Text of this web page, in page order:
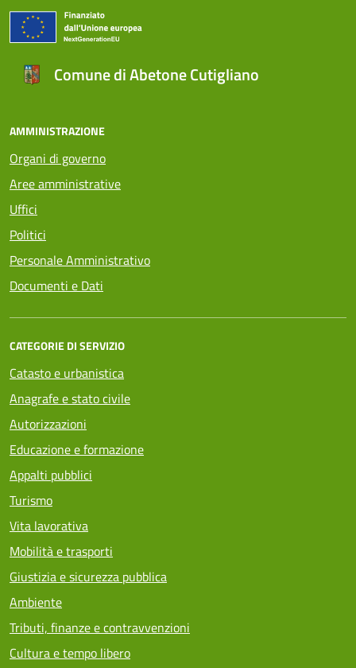
Comune di Abetone Cutigliano
AMMINISTRAZIONE
Organi di governo
Aree amministrative
Uffici
Politici
Personale Amministrativo
Documenti e Dati
CATEGORIE DI SERVIZIO
Catasto e urbanistica
Anagrafe e stato civile
Autorizzazioni
Educazione e formazione
Appalti pubblici
Turismo
Vita lavorativa
Mobilità e trasporti
Giustizia e sicurezza pubblica
Ambiente
Tributi, finanze e contravvenzioni
Cultura e tempo libero